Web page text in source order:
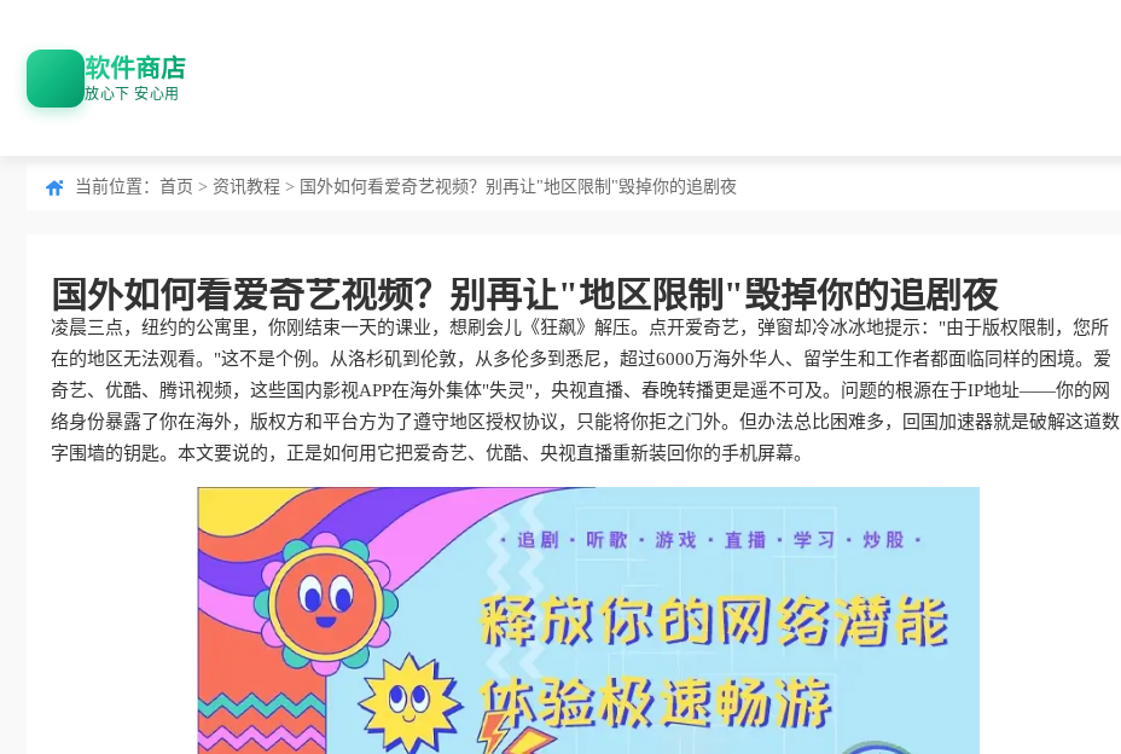
软件商店
放心下 安心用
当前位置： 首页 > 资讯教程 > 国外如何看爱奇艺视频？别再让"地区限制"毁掉你的追剧夜
国外如何看爱奇艺视频？别再让"地区限制"毁掉你的追剧夜
凌晨三点，纽约的公寓里，你刚结束一天的课业，想刷会儿《狂飙》解压。点开爱奇艺，弹窗却冷冰冰地提示："由于版权限制，您所
在的地区无法观看。"这不是个例。从洛杉矶到伦敦，从多伦多到悉尼，超过6000万海外华人、留学生和工作者都面临同样的困境。爱
奇艺、优酷、腾讯视频，这些国内影视APP在海外集体"失灵"，央视直播、春晚转播更是遥不可及。问题的根源在于IP地址——你的网
络身份暴露了你在海外，版权方和平台方为了遵守地区授权协议，只能将你拒之门外。但办法总比困难多，回国加速器就是破解这道数
字围墙的钥匙。本文要说的，正是如何用它把爱奇艺、优酷、央视直播重新装回你的手机屏幕。